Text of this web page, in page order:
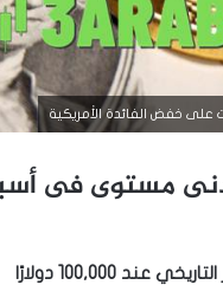
مستوى فى
100,000 دولارًا